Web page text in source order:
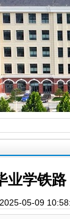
业学铁
2025-05-09